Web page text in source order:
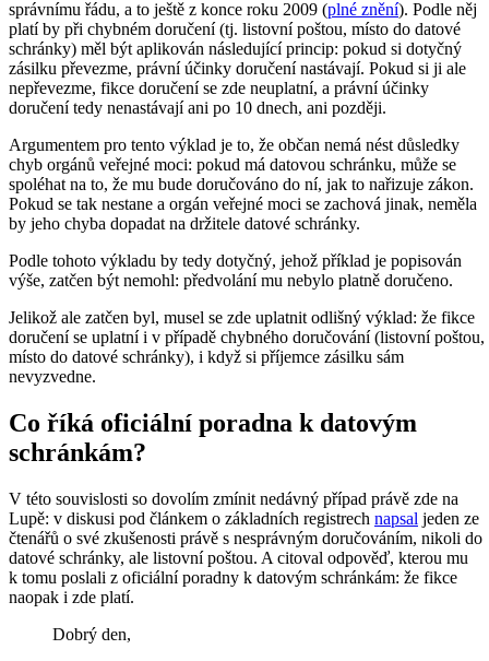
správnímu řádu, a to ještě z konce roku 2009 (plné znění). Podle něj
platí by při chybném doručení (tj. listovní poštou, místo do datové
schránky) měl být aplikován následující princip: pokud si dotyčný
zásilku převezme, právní účinky doručení nastávají. Pokud si ji ale
nepřevezme, fikce doručení se zde neuplatní, a právní účinky
doručení tedy nenastávají ani po 10 dnech, ani později.
Argumentem pro tento výklad je to, že občan nemá nést důsledky
chyb orgánů veřejné moci: pokud má datovou schránku, může se
spoléhat na to, že mu bude doručováno do ní, jak to nařizuje zákon.
Pokud se tak nestane a orgán veřejné moci se zachová jinak, neměla
by jeho chyba dopadat na držitele datové schránky.
Podle tohoto výkladu by tedy dotyčný, jehož příklad je popisován
výše, zatčen být nemohl: předvolání mu nebylo platně doručeno.
Jelikož ale zatčen byl, musel se zde uplatnit odlišný výklad: že fikce
doručení se uplatní i v případě chybného doručování (listovní poštou,
místo do datové schránky), i když si příjemce zásilku sám
nevyzvedne.
Co říká oficiální poradna k datovým
schránkám?
V této souvislosti so dovolím zmínit nedávný případ právě zde na
Lupě: v diskusi pod článkem o základních registrech napsal jeden ze
čtenářů o své zkušenosti právě s nesprávným doručováním, nikoli do
datové schránky, ale listovní poštou. A citoval odpověď, kterou mu
k tomu poslali z oficiální poradny k datovým schránkám: že fikce
naopak i zde platí.
Dobrý den,